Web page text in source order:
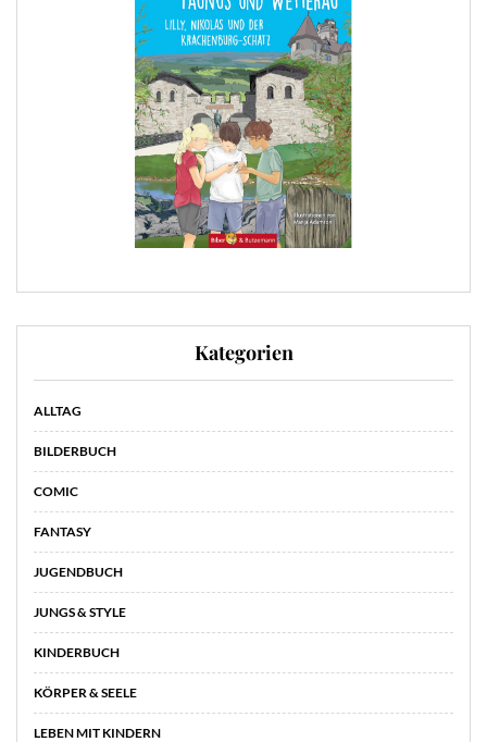
Kategorien
ALLTAG
BILDERBUCH
COMIC
FANTASY
JUGENDBUCH
JUNGS & STYLE
KINDERBUCH
KÖRPER & SEELE
LEBEN MIT KINDERN